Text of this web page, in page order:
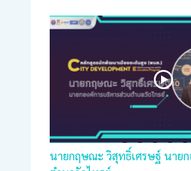
นายกฤษณะ วิสุทธิ์เศรษฐ์ นาย